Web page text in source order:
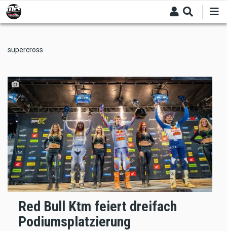
Skip
to
main
supercross
Red Bull Ktm feiert dreifach
Podiumsplatzierung